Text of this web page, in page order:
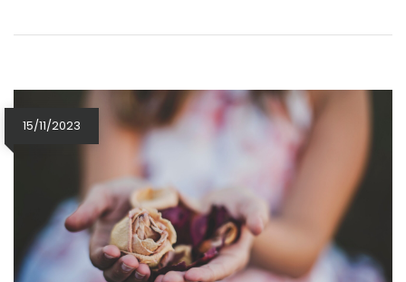
15/11/2023